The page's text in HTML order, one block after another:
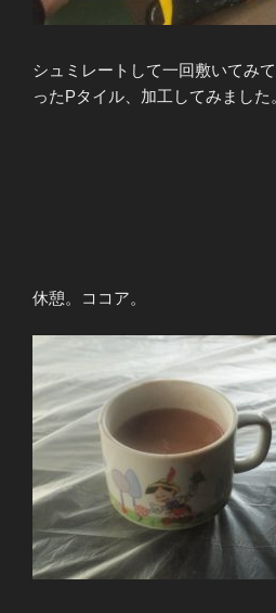
シュミレートして一回敷いてみ
ったPタイル、加工してみました
休憩。ココア。